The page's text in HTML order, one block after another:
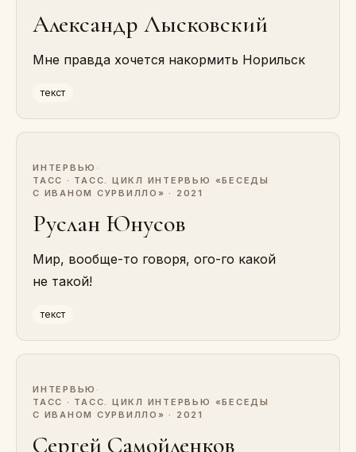
Александр Лысковский
Мне правда хочется накормить Норильск
текст
ИНТЕРВЬЮ ·
ТАСС · ТАСС. ЦИКЛ ИНТЕРВЬЮ «БЕСЕДЫ
С ИВАНОМ СУРВИЛЛО» · 2021
Руслан Юнусов
Мир, вообще-то говоря, ого-го какой
не такой!
текст
ИНТЕРВЬЮ ·
ТАСС · ТАСС. ЦИКЛ ИНТЕРВЬЮ «БЕСЕДЫ
С ИВАНОМ СУРВИЛЛО» · 2021
Сергей Самойленков